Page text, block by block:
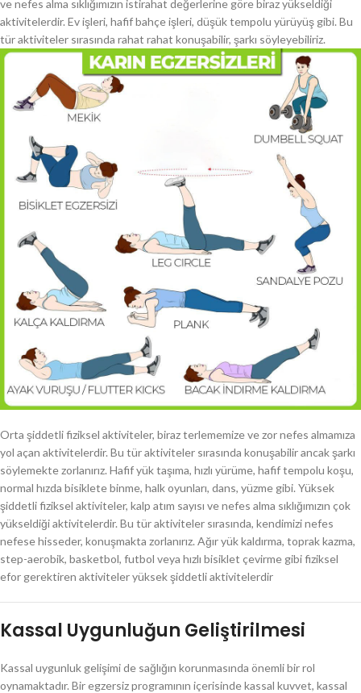
ve nefes alma sıklığımızın istirahat değerlerine göre biraz yükseldiği
aktivitelerdir. Ev işleri, hafif bahçe işleri, düşük tempolu yürüyüş gibi. Bu
tür aktiviteler sırasında rahat rahat konuşabilir, şarkı söyleyebiliriz.
Orta şiddetli fiziksel aktiviteler, biraz terlememize ve zor nefes almamıza
yol açan aktivitelerdir. Bu tür aktiviteler sırasında konuşabilir ancak şarkı
söylemekte zorlanırız. Hafif yük taşıma, hızlı yürüme, hafif tempolu koşu,
normal hızda bisiklete binme, halk oyunları, dans, yüzme gibi. Yüksek
şiddetli fiziksel aktiviteler, kalp atım sayısı ve nefes alma sıklığımızın çok
yükseldiği aktivitelerdir. Bu tür aktiviteler sırasında, kendimizi nefes
nefese hisseder, konuşmakta zorlanırız. Ağır yük kaldırma, toprak kazma,
step-aerobik, basketbol, futbol veya hızlı bisiklet çevirme gibi fiziksel
efor gerektiren aktiviteler yüksek şiddetli aktivitelerdir
Kassal Uygunluğun Geliştirilmesi
Kassal uygunluk gelişimi de sağlığın korunmasında önemli bir rol
oynamaktadır. Bir egzersiz programının içerisinde kassal kuvvet, kassal